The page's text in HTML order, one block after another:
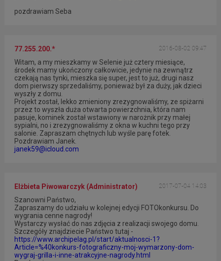
pozdrawiam Seba
77.255.200.* 2016-08-02 09:47
Witam, a my mieszkamy w Selenie już cztery miesiące,
środek mamy ukończony całkowicie, jedynie na zewnątrz
czekają nas tynki, mieszka się super, jest to już, drugi nasz
dom pierwszy sprzedaliśmy, ponieważ był za duży, jak dzieci
wyszły z domu.
Projekt został, lekko zmieniony zrezygnowaliśmy, ze spiżarni
przez to wyszła duża otwarta powierzchnia, która nam
pasuje, kominek został wstawiony w narożnik przy małej
sypialni, no i zrezygnowaliśmy z okna w kuchni tego przy
salonie. Zapraszam chętnych lub wyśle parę fotek.
Pozdrawiam Janek.
janek59@icloud.com
Elżbieta Piwowarczyk (Administrator) 2017-07-04 14:03
Szanowni Państwo,
Zapraszamy do udziału w kolejnej edycji FOTOkonkursu. Do
wygrania cenne nagrody!
Wystarczy wysłać do nas zdjęcia z realizacji swojego domu.
Szczegóły znajdziecie Państwo tutaj -
https://www.archipelag.pl/start/aktualnosci-1?
Article=%40konkurs-fotograficzny-moj-wymarzony-dom-
wygraj-grilla-i-inne-atrakcyjne-nagrody.html